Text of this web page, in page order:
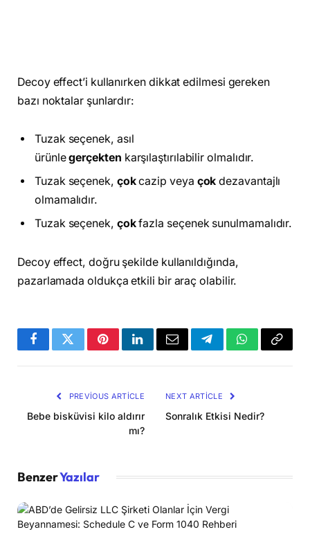
Decoy effect’i kullanırken dikkat edilmesi gereken
bazı noktalar şunlardır:
Tuzak seçenek, asıl
ürünlegerçekten karşılaştırılabilir olmalıdır.
Tuzak seçenek, çokcazip veya çok dezavantajlı
olmamalıdır.
Tuzak seçenek, çokfazla seçenek sunulmamalıdır.
Decoy effect, doğru şekilde kullanıldığında,
pazarlamada oldukça etkili bir araç olabilir.
FacebookTwitterPinterestLinkedInEmail TelegramWhatsApp
Copy
PREVIOUS ARTICLE
Bebe bisküvisi kilo aldırır
mı?
NEXT ARTICLE
Sonralık Etkisi Nedir?
BenzerYazılar